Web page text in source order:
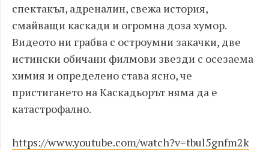
спектакъл, адреналин, свежа история,
смайващи каскади и огромна доза хумор.
Видеото ни грабва с остроумни закачки, две
истински обичани филмови звезди с осезаема
химия и определено става ясно, че
пристигането на Каскадьорът няма да е
катастрофално.
https://www.youtube.com/watch?v=tbul5gnfm2k